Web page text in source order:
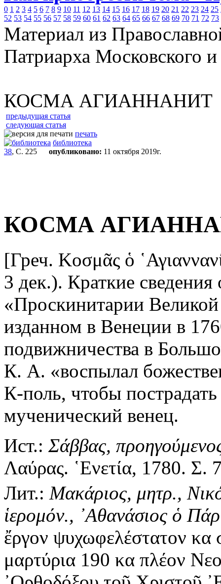
0 1 2 3 4 5 6 7 8 9 10 11 12 13 14 15 16 17 18 19 20 21 22 23 24 25
52 53 54 55 56 57 58 59 60 61 62 63 64 65 66 67 68 69 70 71 72 73
Материал из
Патриарха Московского
КОСМА АГИАННАНИТ
предыдущая статья
следующая статья
печать
библиотека
38, С. 225 опубликовано: 11 октября 2019г.
КОСМА
[Греч. Κοσμᾶς ὁ
3 дек.). Краткие
«Проскинитарии
изданном в Венеции в
подвижничества в
К. А. «воспылал
К-поль, чтобы
мученический венец.
Ист.: Σάββας,
Λαύρας. ῾Ενετία, 1780. Σ.
Лит.: Μακάριος, μητρ.,
ἱερομόν., ᾿Αθανάσιος ὁ
ἔργον ψυχωφελέστατον κα
μαρτύρια 190 κα πλέον